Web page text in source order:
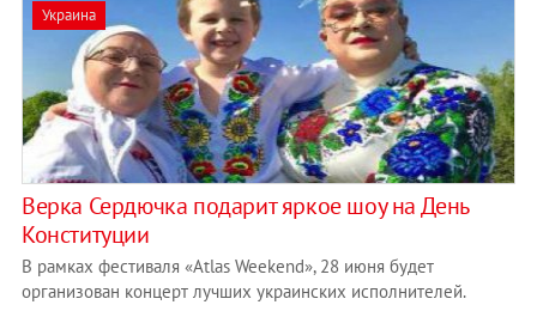
Украина
Верка Сердючка подарит яркое шоу на День
Конституции
В рамках фестиваля «Atlas Weekend», 28 июня будет
организован концерт лучших украинских исполнителей.